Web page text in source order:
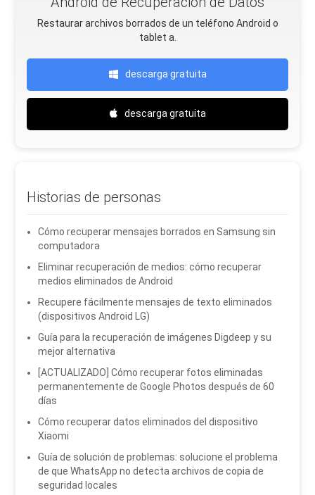
Restaurar archivos borrados de un teléfono Android o
tablet a.
descarga gratuita
descarga gratuita
Historias de personas
Cómo recuperar mensajes borrados en Samsung sin
computadora
Eliminar recuperación de medios: cómo recuperar
medios eliminados de Android
Recupere fácilmente mensajes de texto eliminados
(dispositivos Android LG)
Guía para la recuperación de imágenes Digdeep y su
mejor alternativa
[ACTUALIZADO] Cómo recuperar fotos eliminadas
permanentemente de Google Photos después de 60
días
Cómo recuperar datos eliminados del dispositivo
Xiaomi
Guía de solución de problemas: solucione el problema
de que WhatsApp no ​​detecta archivos de copia de
seguridad locales